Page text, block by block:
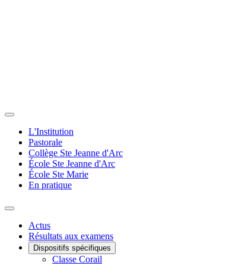
L'Institution
Pastorale
Collège Ste Jeanne d'Arc
École Ste Jeanne d'Arc
École Ste Marie
En pratique
Actus
Résultats aux examens
Dispositifs spécifiques
Classe Corail